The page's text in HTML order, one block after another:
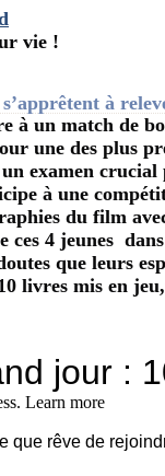
vie !
à
à un match de
une des plus
examen
à une
du film
ces 4 jeunes
que leurs
livres mis en